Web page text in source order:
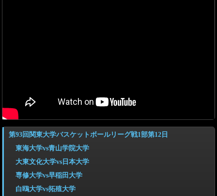
第93回関東大学バスケットボールリーグ戦1部第12日
東海大学vs青山学院大学
大東文化大学vs日本大学
専修大学vs早稲田大学
白鴎大学vs拓殖大学